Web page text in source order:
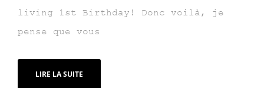
living 1st Birthday! Donc voilà, je
pense que vous
LIRE LA SUITE